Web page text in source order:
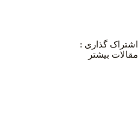
اشتراک گذاری :
مقالات بیشتر